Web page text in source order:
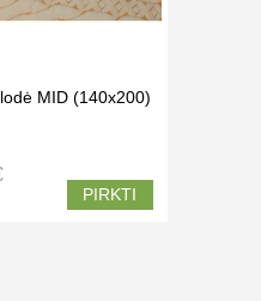
MID (140x200)
PIRKTI